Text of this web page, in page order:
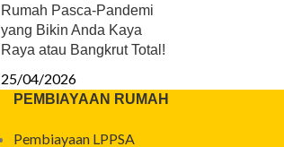
Rumah Pasca-Pandemi
yang Bikin Anda Kaya
Raya atau Bangkrut Total!
25/04/2026
PEMBIAYAAN RUMAH
Pembiayaan LPPSA